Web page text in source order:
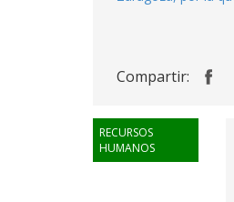
Compartir:
RECURSOS
HUMANOS